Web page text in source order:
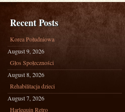
Recent Posts
Korea Południowa
August 9, 2026
Głos Społeczności
August 8, 2026
Rehabilitacja dzieci
August 7, 2026
Harlequin Retro